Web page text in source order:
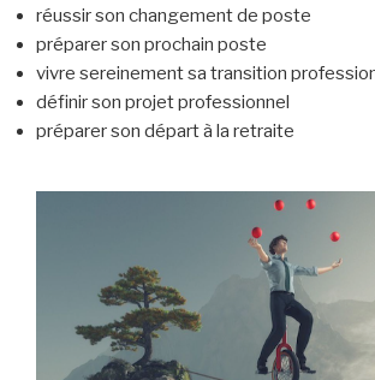
réussir son changement de poste
préparer son prochain poste
vivre sereinement sa transition
définir son projet professionnel
préparer son départ à la retraite